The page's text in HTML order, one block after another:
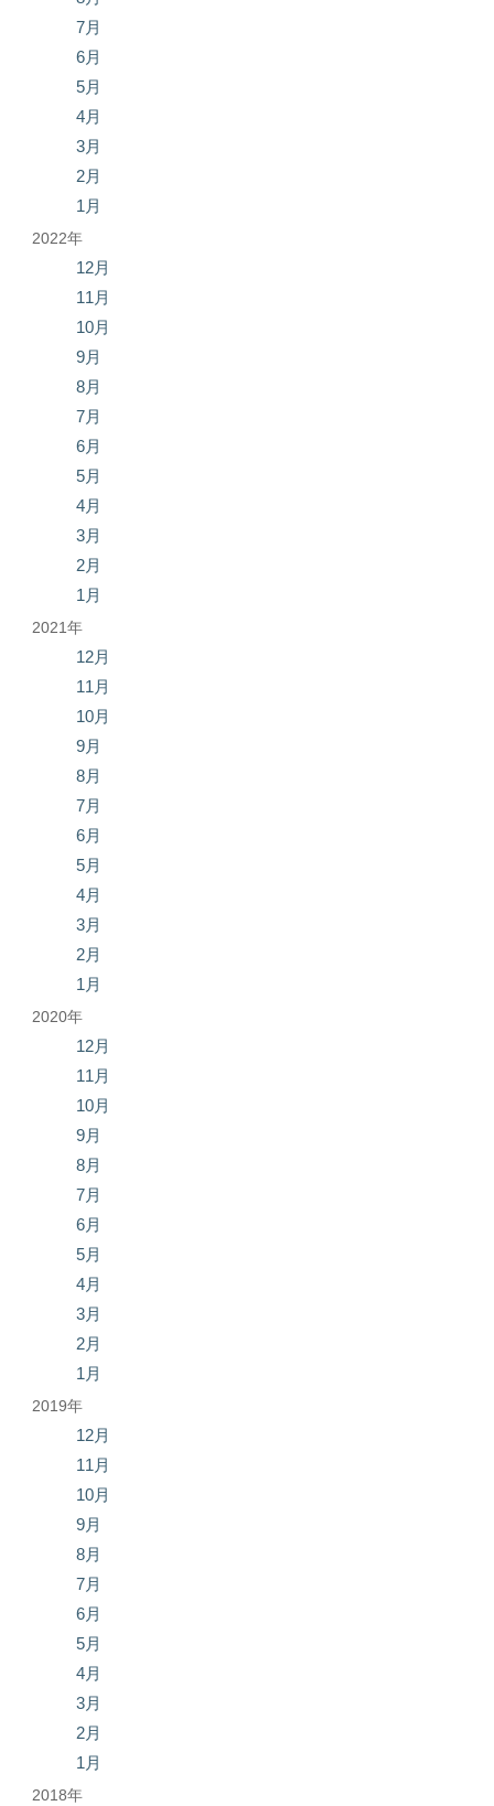
7月
6月
5月
4月
3月
2月
1月
2022年
12月
11月
10月
9月
8月
7月
6月
5月
4月
3月
2月
1月
2021年
12月
11月
10月
9月
8月
7月
6月
5月
4月
3月
2月
1月
2020年
12月
11月
10月
9月
8月
7月
6月
5月
4月
3月
2月
1月
2019年
12月
11月
10月
9月
8月
7月
6月
5月
4月
3月
2月
1月
2018年